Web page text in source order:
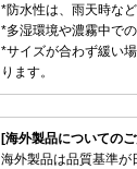
*防水性は、雨天時な
*多湿環境や濃霧中で
*サイズが合わず緩い
ります。
[海外製品についての
海外製品は品質基準が